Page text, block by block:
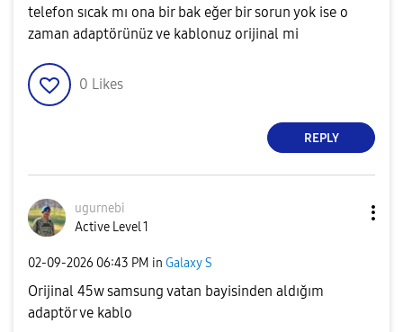
telefon sıcak mı ona bir bak eğer bir sorun yok ise o
zaman adaptörünüz ve kablonuz orijinal mi
0 Likes
REPLY
ugurnebi
Active Level 1
‎02-09-2026 06:43 PM in Galaxy S
Orijinal 45w samsung vatan bayisinden aldığım
adaptör ve kablo